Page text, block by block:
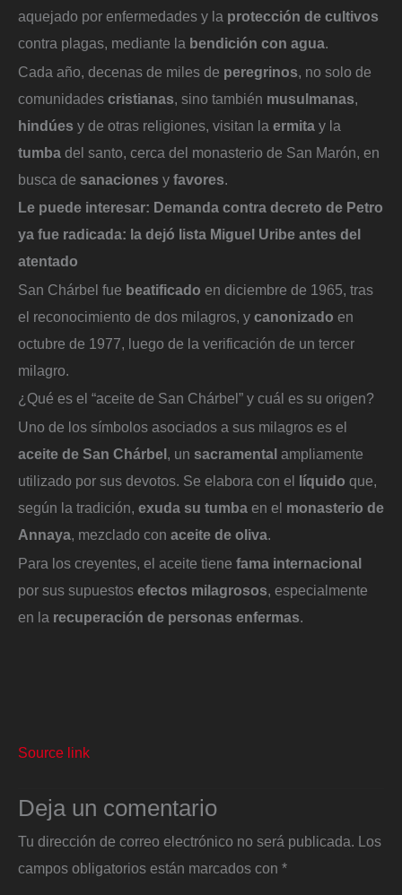
aquejado por enfermedades y la protección de cultivos
contra plagas, mediante la bendición con agua.
Cada año, decenas de miles de peregrinos , no solo de
comunidades cristianas , sino también musulmanas
hindúes y de otras religiones, visitan la ermita y la
tumba del santo, cerca del monasterio de San Marón, en
busca de sanaciones y favores
Le puede interesar: Demanda contra decreto de Petro
ya fue radicada: la dejó lista Miguel Uribe antes del
atentado
San Chárbel fue beatificado en diciembre de 1965, tras
el reconocimiento de dos milagros, y canonizado en
octubre de 1977, luego de la verificación de un tercer
milagro.
¿Qué es el “aceite de San Chárbel” y cuál es su origen?
Uno de los símbolos asociados a sus milagros es el
aceite de San Chárbel, un sacramental ampliamente
utilizado por sus devotos. Se elabora con el líquido que,
según la tradición, exuda su tumba en el monasterio de
Annaya, mezclado con aceite de oliva.
Para los creyentes, el aceite tiene fama internacional
por sus supuestos efectos milagrosos, especialmente
en la recuperación de personas enfermas.
Source link
Deja un comentario
Tu dirección de correo electrónico no será publicada. Los
campos obligatorios están marcados con *